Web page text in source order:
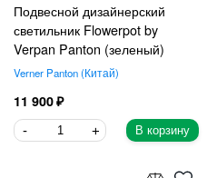
Подвесной дизайнерский
светильник Flowerpot by
Verpan Panton (зеленый)
Verner Panton Китай
11 900
В корзину